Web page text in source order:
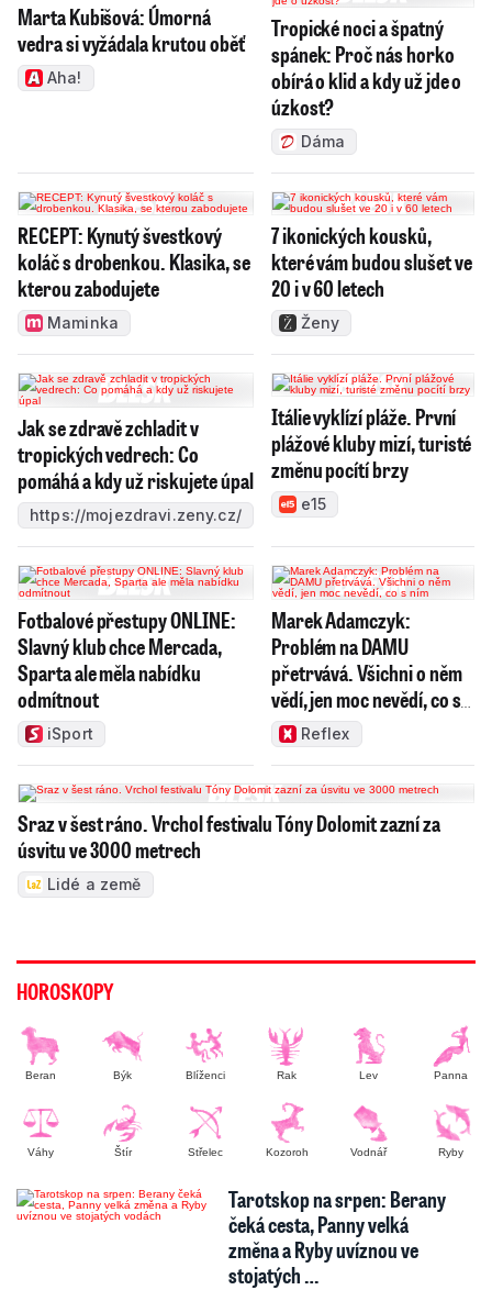
Marta Kubišová: Úmorná
vedra si vyžádala krutou oběť
Aha!
Tropické noci a špatný
spánek: Proč nás horko
obírá o klid a kdy už jde o
úzkost?
Dáma
RECEPT: Kynutý švestkový
koláč s drobenkou. Klasika, se
kterou zabodujete
Maminka
7 ikonických kousků,
které vám budou slušet ve
20 i v 60 letech
Ženy
Jak se zdravě zchladit v
tropických vedrech: Co
pomáhá a kdy už riskujete úpal
https://mojezdravi.zeny.cz/
Itálie vyklízí pláže. První
plážové kluby mizí, turisté
změnu pocítí brzy
e15
Fotbalové přestupy ONLINE:
Slavný klub chce Mercada,
Sparta ale měla nabídku
odmítnout
iSport
Marek Adamczyk:
Problém na DAMU
přetrvává. Všichni o něm
vědí, jen moc nevědí, co s
nímReflex
Sraz v šest ráno. Vrchol festivalu Tóny Dolomit zazní za
úsvitu ve 3000 metrech
Lidé a země
HOROSKOPY
Beran Býk Blíženci Rak Lev Panna
Váhy Štír Střelec Kozoroh Vodnář Ryby
Tarotskop na srpen: Berany
čeká cesta, Panny velká
změna a Ryby uvíznou ve
stojatých …